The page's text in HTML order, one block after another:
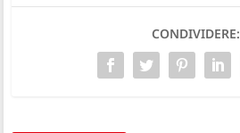
CONDIVIDERE: